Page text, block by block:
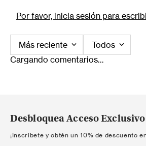
Por favor, inicia sesión para
Más reciente
Todos
Cargando comentarios…
Desbloquea Acceso Exclusivo
¡Inscríbete y obtén un 10% de descuento